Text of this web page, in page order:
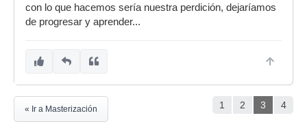
con lo que hacemos sería nuestra perdición, dejaríamos
de progresar y aprender...
1 2 3 4
« Ir a Masterización